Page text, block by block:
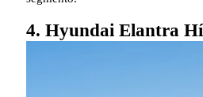
4. Hyundai Elantra